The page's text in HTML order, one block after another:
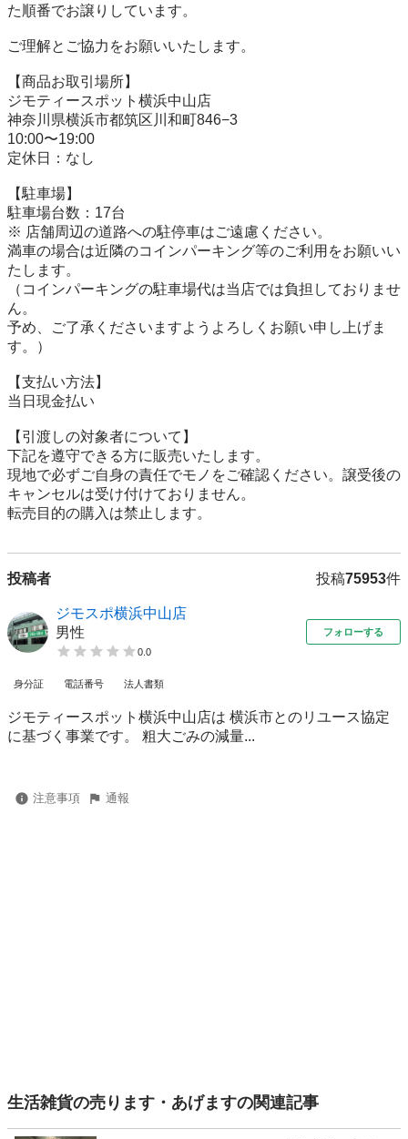
た順番でお譲りしています。
ご理解とご協力をお願いいたします。
【商品お取引場所】
ジモティースポット横浜中山店
神奈川県横浜市都筑区川和町846−3
10:00〜19:00
定休日：なし
【駐⾞場】
駐車場台数：17台
※ 店舗周辺の道路への駐停車はご遠慮ください。
満車の場合は近隣のコインパーキング等のご利用をお願いい
たします。
（コインパーキングの駐車場代は当店では負担しておりませ
ん。
予め、ご了承くださいますようよろしくお願い申し上げま
す。）
【⽀払い⽅法】
当日現金払い
【引渡しの対象者について】
下記を遵守できる⽅に販売いたします。
現地で必ずご⾃⾝の責任でモノをご確認ください。譲受後の
キャンセルは受け付けておりません。
転売⽬的の購⼊は禁⽌します。
投稿者 投稿75953件
ジモスポ横浜中山店
男性
0.0
フォローする
身分証 電話番号 法人書類
ジモティースポット横浜中山店は 横浜市とのリユース協定
に基づく事業です。 粗⼤ごみの減量...
注意事項 通報
生活雑貨の売ります・あげますの関連記事